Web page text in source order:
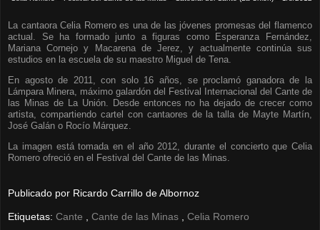
La cantaora Celia Romero es una de las jóvenes promesas del flamenco
actual. Se ha formado junto a figuras como Esperanza Fernández,
Mariana Cornejo y Macarena de Jerez, y actualmente continúa sus
estudios en la escuela de su maestro Miguel de Tena.
En agosto de 2011, con solo 16 años, se proclamó ganadora de la
Lámpara Minera, máximo galardón del Festival Internacional del Cante de
las Minas de La Unión. Desde entonces no ha dejado de crecer como
artista, compartiendo cartel con cantaores de la talla de Mayte Martín,
José Galán o Rocío Márquez.
La imagen está tomada en el año 2012, durante el concierto que Celia
Romero ofreció en el Festival del Cante de las Minas.
Publicado por Ricardo Carrillo de Albornoz
Etiquetas: Cante Cante de las Minas Celia Romero